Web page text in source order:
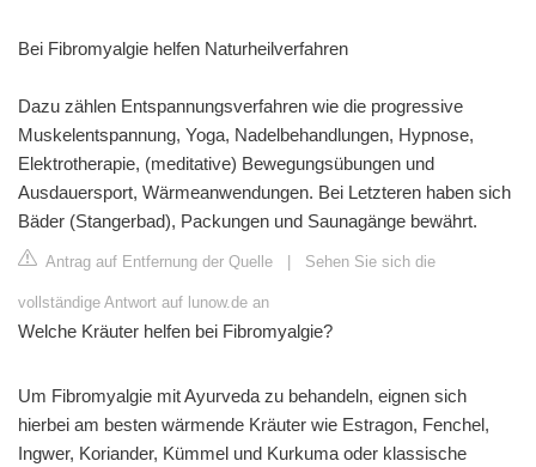
Bei Fibromyalgie helfen Naturheilverfahren
Dazu zählen Entspannungsverfahren wie die progressive
Muskelentspannung, Yoga, Nadelbehandlungen, Hypnose,
Elektrotherapie, (meditative) Bewegungsübungen und
Ausdauersport, Wärmeanwendungen. Bei Letzteren haben sich
Bäder (Stangerbad), Packungen und Saunagänge bewährt.
Antrag auf Entfernung der Quelle Sehen Sie sich die
vollständige Antwort auf lunow.de an
Welche Kräuter helfen bei Fibromyalgie?
Um Fibromyalgie mit Ayurveda zu behandeln, eignen sich
hierbei am besten wärmende Kräuter wie Estragon, Fenchel,
Ingwer, Koriander, Kümmel und Kurkuma oder klassische